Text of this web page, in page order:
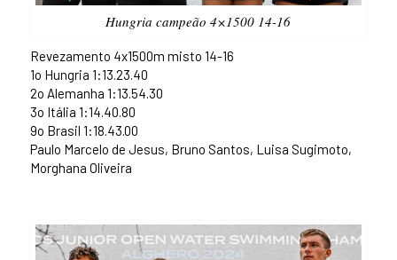
Hungria campeão 4×1500 14-16
Revezamento 4x1500m misto 14-16
1o Hungria 1:13.23.40
2o Alemanha 1:13.54.30
3o Itália 1:14.40.80
9o Brasil 1:18.43.00
Paulo Marcelo de Jesus, Bruno Santos, Luisa Sugimoto,
Morghana Oliveira